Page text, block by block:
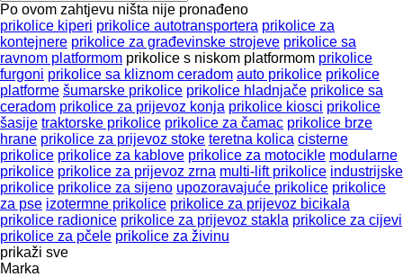
Po ovom zahtjevu ništa nije pronađeno
prikolice kiperi prikolice autotransportera prikolice za
kontejnere prikolice za građevinske strojeve prikolice sa
ravnom platformom prikolice s niskom platformom prikolice
furgoni prikolice sa kliznom ceradom auto prikolice prikolice
platforme šumarske prikolice prikolice hladnjače prikolice sa
ceradom prikolice za prijevoz konja prikolice kiosci prikolice
šasije traktorske prikolice prikolice za čamac prikolice brze
hrane prikolice za prijevoz stoke teretna kolica cisterne
prikolice prikolice za kablove prikolice za motocikle modularne
prikolice prikolice za prijevoz zrna multi-lift prikolice industrijske
prikolice prikolice za sijeno upozoravajuće prikolice prikolice
za pse izotermne prikolice prikolice za prijevoz bicikala
prikolice radionice prikolice za prijevoz stakla prikolice za cijevi
prikolice za pčele prikolice za živinu
prikaži sve
Marka